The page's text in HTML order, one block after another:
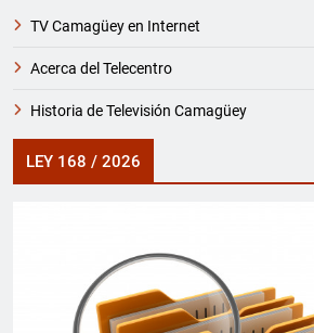
TV Camagüey en Internet
Acerca del Telecentro
Historia de Televisión Camagüey
LEY 168 / 2026